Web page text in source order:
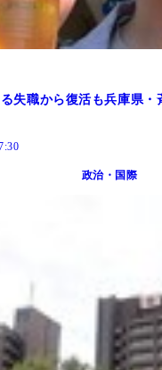
失職から復活も兵庫県・
政治・国際